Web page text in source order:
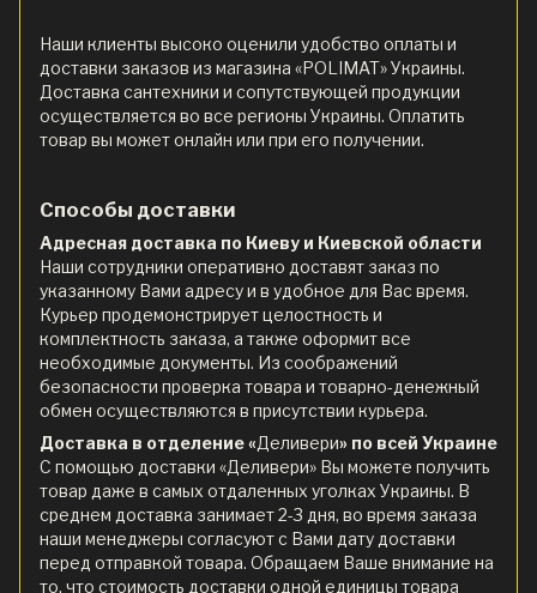
Наши клиенты высоко оценили удобство оплаты и
доставки заказов из магазина «POLIMAT» Украины.
Доставка сантехники и сопутствующей продукции
осуществляется во все регионы Украины. Оплатить
товар вы может онлайн или при его получении.
Способы доставки
Адресная доставка по Киеву и Киевской области
Наши сотрудники оперативно доставят заказ по
указанному Вами адресу и в удобное для Вас время.
Курьер продемонстрирует целостность и
комплектность заказа, а также оформит все
необходимые документы. Из соображений
безопасности проверка товара и товарно-денежный
обмен осуществляются в присутствии курьера.
Доставка в отделение «Деливери» по всей Украине
С помощью доставки «Деливери» Вы можете получить
товар даже в самых отдаленных уголках Украины. В
среднем доставка занимает 2-3 дня, во время заказа
наши менеджеры согласуют с Вами дату доставки
перед отправкой товара. Обращаем Ваше внимание на
то, что стоимость доставки одной единицы товара